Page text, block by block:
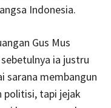
Indonesia.
Gus Mus
ia justru
sarana membangun
politisi, tapi jejak